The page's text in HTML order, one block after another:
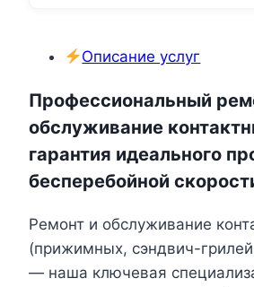
Описание услуг
Профессиональный
обслуживание
гарантия идеального
бесперебойной
Ремонт и обслуживание
(прижимных, сэндвич-
— наша ключевая